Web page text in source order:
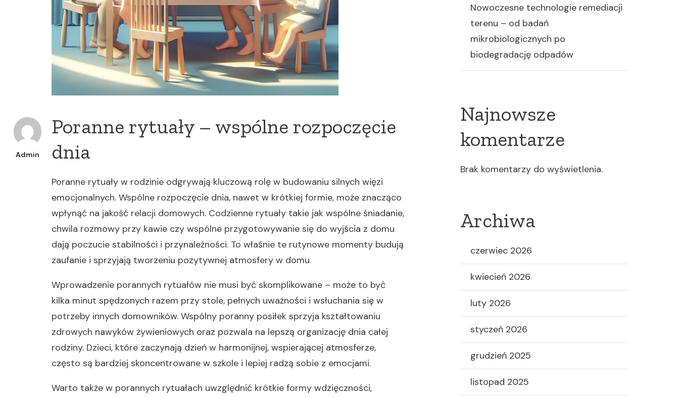
Admin
Poranne rytuały – wspólne rozpoczęcie
dnia
Poranne rytuały w rodzinie odgrywają kluczową rolę w budowaniu silnych więzi
emocjonalnych. Wspólne rozpoczęcie dnia, nawet w krótkiej formie, może znacząco
wpłynąć na jakość relacji domowych. Codzienne rytuały takie jak wspólne śniadanie,
chwila rozmowy przy kawie czy wspólne przygotowywanie się do wyjścia z domu
dają poczucie stabilności i przynależności. To właśnie te rutynowe momenty budują
zaufanie i sprzyjają tworzeniu pozytywnej atmosfery w domu.
Wprowadzenie porannych rytuałów nie musi być skomplikowane – może to być
kilka minut spędzonych razem przy stole, pełnych uważności i wsłuchania się w
potrzeby innych domowników. Wspólny poranny posiłek sprzyja kształtowaniu
zdrowych nawyków żywieniowych oraz pozwala na lepszą organizację dnia całej
rodziny. Dzieci, które zaczynają dzień w harmonijnej, wspierającej atmosferze,
często są bardziej skoncentrowane w szkole i lepiej radzą sobie z emocjami.
Warto także w porannych rytuałach uwzględnić krótkie formy wdzięczności,
Nowoczesne technologie remediacji
terenu – od badań
mikrobiologicznych po
biodegradację odpadów
Najnowsze
komentarze
Brak komentarzy do wyświetlenia.
Archiwa
czerwiec 2026
kwiecień 2026
luty 2026
styczeń 2026
grudzień 2025
listopad 2025